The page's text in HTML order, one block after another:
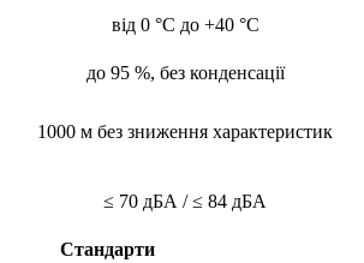
від 0 °C до +40 °C
до 95 %, без конденсації
1000 м без зниження характеристик
≤ 70 дБА / ≤ 84 дБА
Стандарти